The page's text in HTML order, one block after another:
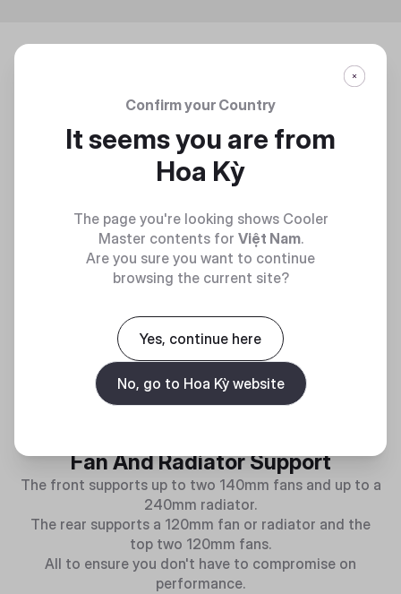
Fan And Radiator Support
The front supports up to two 140mm fans and up to a
240mm radiator.
The rear supports a 120mm fan or radiator and the
top two 120mm fans.
All to ensure you don't have to compromise on
performance.
Confirm your Country
It seems you are from
Hoa Kỳ
The page you're looking shows Cooler
Master contents for Việt Nam.
Are you sure you want to continue
browsing the current site?
Yes, continue here
No, go to Hoa Kỳ website